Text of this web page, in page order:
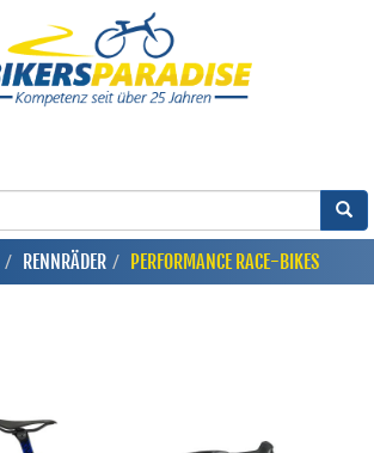
RENNRÄDER PERFORMANCE RACE-BIKES